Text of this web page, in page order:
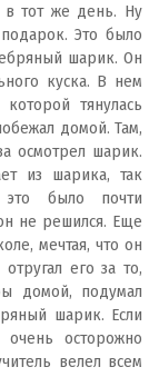
в тот же день. Ну
Это было
шарик. Он
куска. В нем
тянулась
домой. Там,
осмотрел шарик.
из шарика, так
это было почти
не решился. Еще
мечтая, что он
его за то,
домой, подумал
шарик. Если
осторожно
велел всем